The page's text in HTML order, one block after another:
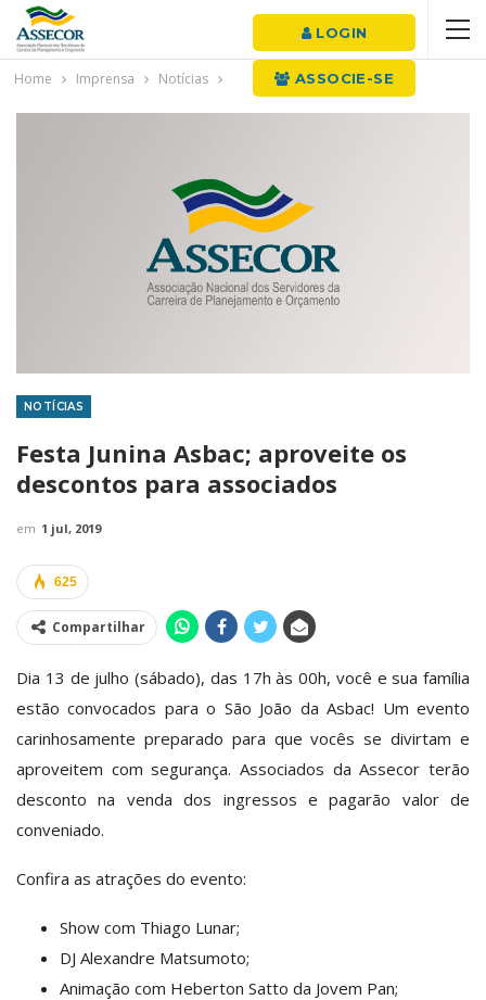
LOGIN
ASSOCIE-SE
Home Imprensa Notícias
NOTÍCIAS
Festa Junina Asbac; aproveite os
descontos para associados
em 1 jul, 2019
625
Compartilhar
Dia 13 de julho (sábado), das 17h às 00h, você e sua família
estão convocados para o São João da Asbac! Um evento
carinhosamente preparado para que vocês se divirtam e
aproveitem com segurança. Associados da Assecor terão
desconto na venda dos ingressos e pagarão valor de
conveniado.
Confira as atrações do evento:
Show com Thiago Lunar;
DJ Alexandre Matsumoto;
Animação com Heberton Satto da Jovem Pan;